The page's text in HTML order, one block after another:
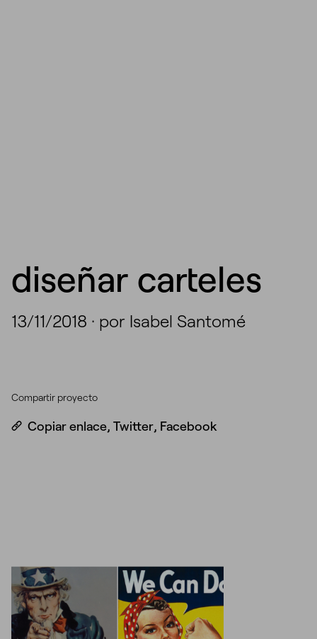
diseñar carteles
13/11/2018 · por Isabel Santomé
Compartir proyecto
Copiar enlace, Twitter, Facebook